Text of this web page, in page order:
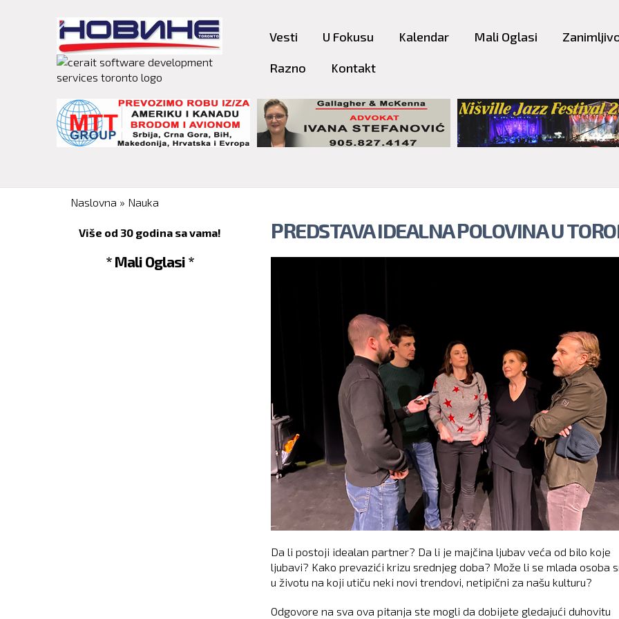
content
Vesti U Fokusu Kalendar Mali Oglasi
Razno Kontakt
You are here
Naslovna » Nauka
Više od 30 godina sa vama!
* Mali Oglasi *
PREDSTAVA IDEALNA POLOVINA U
Da li postoji idealan partner? Da li je majčina ljubav veća od bilo koje
ljubavi? Kako prevazići krizu srednjeg doba? Može li se mlada osoba
u životu na koji utiču neki novi trendovi, netipični za našu kulturu?
Odgovore na sva ova pitanja ste mogli da dobijete gledajući duhovitu